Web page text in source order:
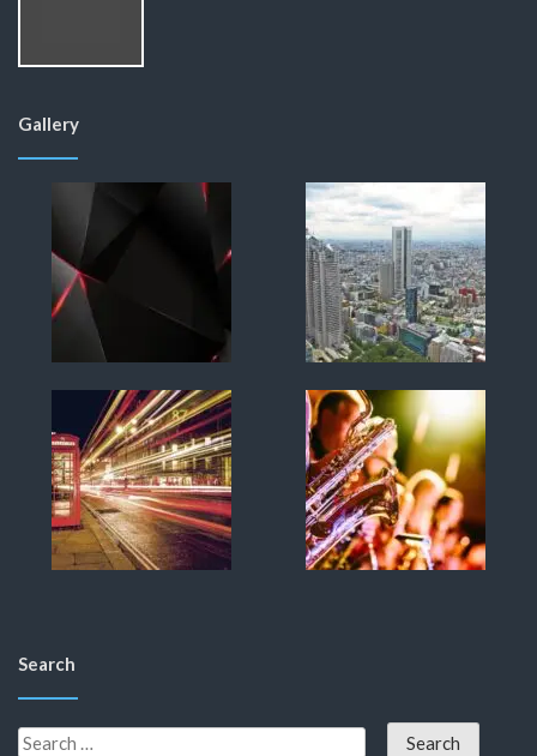
Gallery
Search